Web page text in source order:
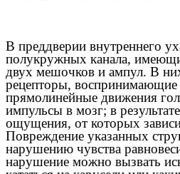
-
В преддверии внутреннего
полукружных канала,
двух мешочков и ампул. В
рецепторы, воспринимающие
прямолинейные движения
импульсы в мозг; в
ощущения, от которых
Повреждение указанных
нарушению чувства
нарушение можно вызвать